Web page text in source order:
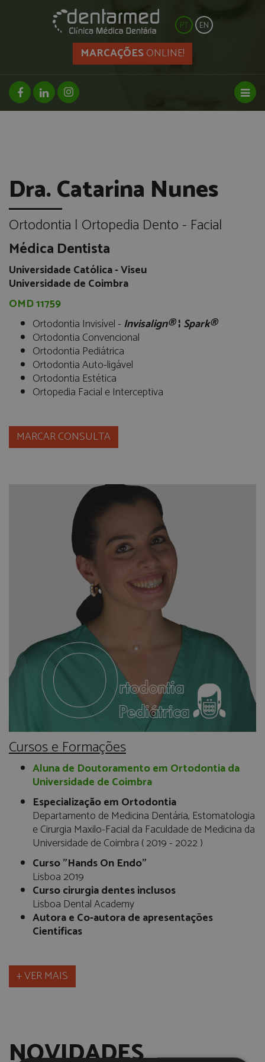
PT EN
MARCAÇÕESONLINE!
facebook page
linkedin pageinstagram page
Dra. Catarina Nunes
Ortodontia | Ortopedia Dento - Facial
Médica Dentista
Universidade Católica - Viseu
Universidade de Coimbra
OMD 11759
Ortodontia Invisível - Invisalign®¦ Spark®
Ortodontia Convencional
Ortodontia Pediátrica
Ortodontia Auto-ligável
Ortodontia Estética
Ortopedia Facial e Interceptiva
MARCAR CONSULTA
Cursos e Formações
Aluna de Doutoramento em Ortodontia da
Universidade de Coimbra
Especialização em Ortodontia
Departamento de Medicina Dentária, Estomatologia
e Cirurgia Maxilo-Facial da Faculdade de Medicina da
Universidade de Coimbra ( 2019 - 2022 )
Curso "Hands On Endo"
Lisboa 2019
Curso cirurgia dentes inclusos
Lisboa Dental Academy
Autora e Co-autora de apresentações
Científicas
+ VER MAIS
NOVIDADES